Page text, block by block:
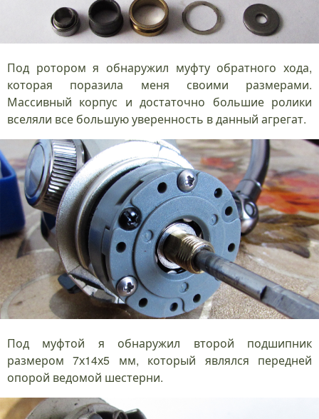
Под ротором я обнаружил муфту обратного хода,
которая поразила меня своими размерами.
Массивный корпус и достаточно большие ролики
вселяли все большую уверенность в данный агрегат.
Под муфтой я обнаружил второй подшипник
размером 7х14х5 мм, который являлся передней
опорой ведомой шестерни.